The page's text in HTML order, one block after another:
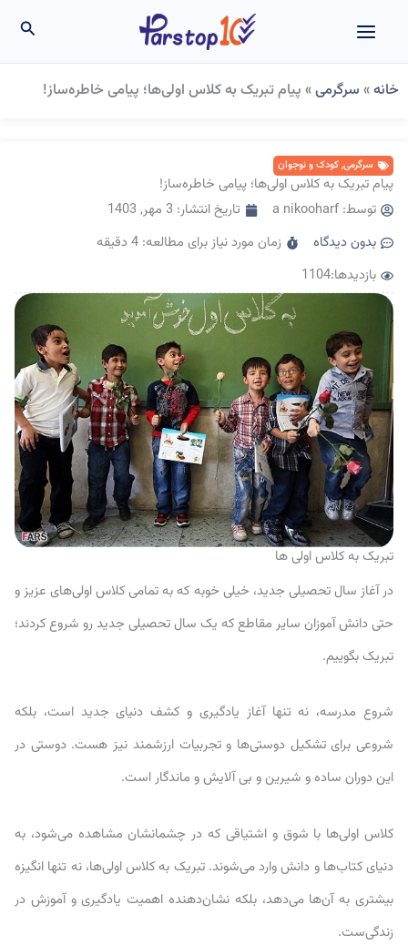
خانه» سرگرمی» پیام تبریک به کلاس اولی‌ها؛ پیامی خاطره‌ساز!
سرگرمی,کودک و نوجوان
پیام تبریک به کلاس اولی‌ها؛ پیامی خاطره‌ساز!
توسط:a nikooharf تاریخ انتشار: 3 مهر, 1403
بدون دیدگاه
زمان مورد نیاز برای مطالعه: 4 دقیقه
بازدیدها:1104
تبریک به کلاس اولی‌ ها
در آغاز سال تحصیلی جدید، خیلی خوبه که به تمامی کلاس اولی‌های عزیز و
حتی دانش آموزان سایر مقاطع که یک سال تحصیلی جدید رو شروع کردند؛
تبریک بگوییم.
شروع مدرسه، نه تنها آغاز یادگیری و کشف دنیای جدید است، بلکه
شروعی برای تشکیل دوستی‌ها و تجربیات ارزشمند نیز هست. دوستی در
این دوران ساده و شیرین و بی آلایش و ماندگار است.
کلاس اولی‌ها با شوق و اشتیاقی که در چشمانشان مشاهده می‌شود، به
دنیای کتاب‌ها و دانش وارد می‌شوند. تبریک به کلاس اولی‌ها، نه تنها انگیزه
بیشتری به آن‌ها می‌دهد، بلکه نشان‌دهنده اهمیت یادگیری و آموزش در
زندگی‌ست.